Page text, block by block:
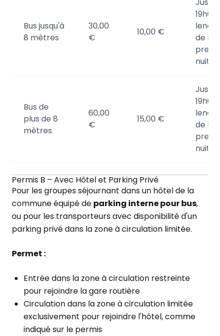
Bus jusqu'à
8 mètres
30,00
€
10,00 €
19h00
de la
nuitée
Bus de
plus de 8
mètres
60,00
€
15,00 €
19h00
de la
nuitée
Permis B – Avec Hôtel et Parking Privé
Pour les groupes séjournant dans un hôtel de la
commune équipé de parking interne pour bus,
ou pour les transporteurs avec disponibilité d'un
parking privé dans la zone à circulation limitée.
Permet :
Entrée dans la zone à circulation restreinte
pour rejoindre la gare routière
Circulation dans la zone à circulation limitée
exclusivement pour rejoindre l'hôtel, comme
indiqué sur le permis